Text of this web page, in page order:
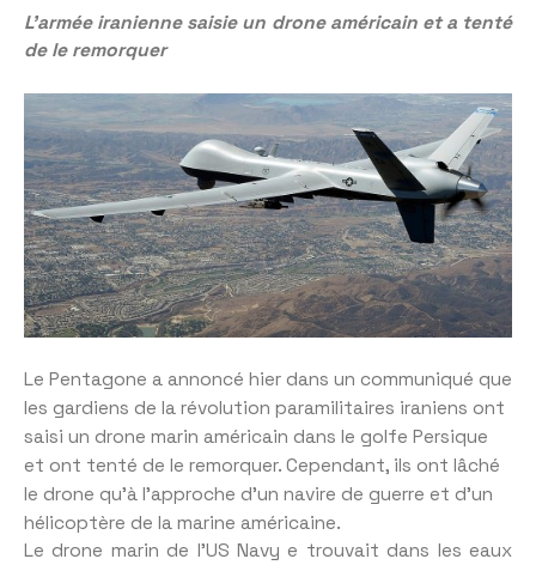
L’armée iranienne saisie un drone américain et a tenté
de le remorquer
Le Pentagone a annoncé hier dans un communiqué que
les gardiens de la révolution paramilitaires iraniens ont
saisi un drone marin américain dans le golfe Persique
et ont tenté de le remorquer. Cependant, ils ont lâché
le drone qu’à l’approche d’un navire de guerre et d’un
hélicoptère de la marine américaine.
Le drone marin de l’US Navy e trouvait dans les eaux